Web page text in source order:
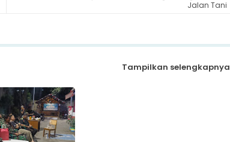
Jalan Tani
Tampilkan selengkapnya